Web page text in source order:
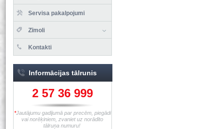
Servisa pakalpojumi
Zīmoli
Kontakti
Informācijas tālrunis
2 57 36 999
*Jautājumu gadījumā par precēm, piegādi
vai norēķiniem, zvaniet uz norādīto
tālruņa numuru!